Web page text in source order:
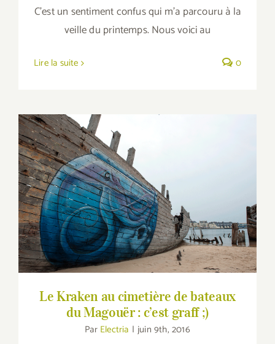
C'est un sentiment confus qui m'a parcouru à la
veille du printemps. Nous voici au
Lire la suite 0
Le Kraken au cimetière de bateaux du
Magouër : c’est graff ;)
Le Kraken au cimetière de bateaux
du Magouër : c’est graff ;)
Par Electria | juin 9th, 2016